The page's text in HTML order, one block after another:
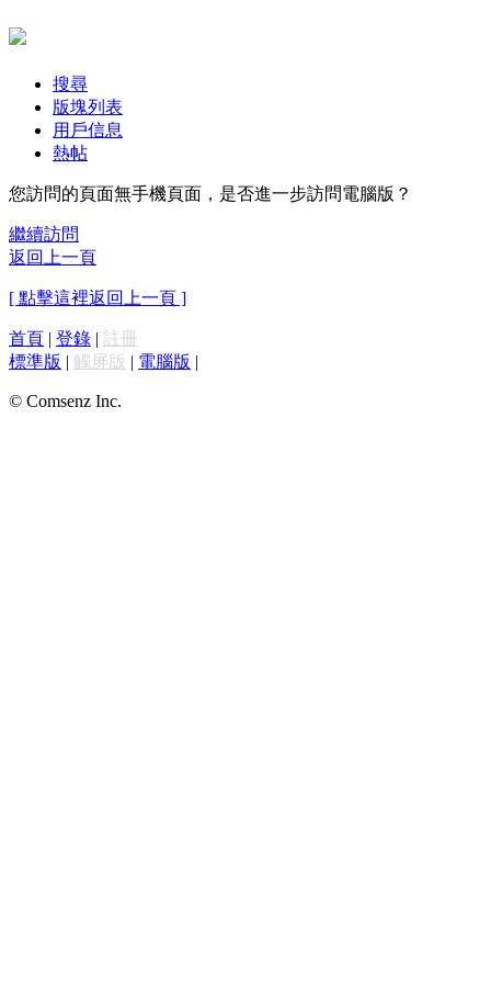
搜尋
版塊列表
用戶信息
熱帖
您訪問的頁面無手機頁面，是否進一步訪問電腦版？
繼續訪問
返回上一頁
[ 點擊這裡返回上一頁 ]
首頁 | 登錄 | 註冊
標準版 | 觸屏版 | 電腦版 |
© Comsenz Inc.